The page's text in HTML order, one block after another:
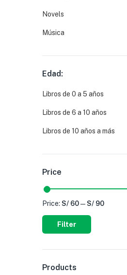
Novels
Música
Edad:
Libros de 0 a 5 años
Libros de 6 a 10 años
Libros de 10 años a más
Price
Filter
Price: S/ 60—S/ 90
Products